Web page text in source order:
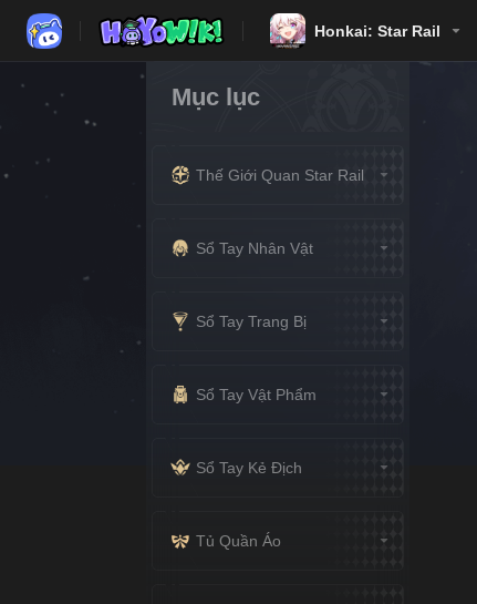
Honkai: Star Rail
Mục lục
Thế Giới Quan Star Rail
Sổ Tay Nhân Vật
Sổ Tay Trang Bị
Sổ Tay Vật Phẩm
Sổ Tay Kẻ Địch
Tủ Quần Áo